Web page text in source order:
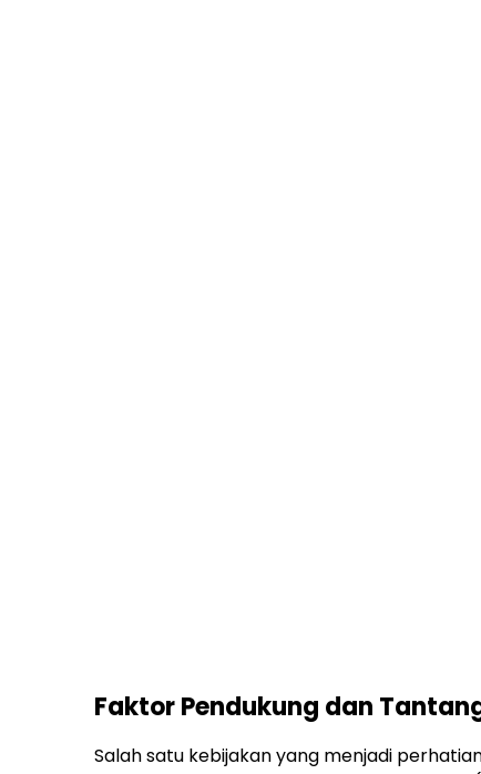
Faktor Pendukung dan
Salah satu kebijakan yang menjadi